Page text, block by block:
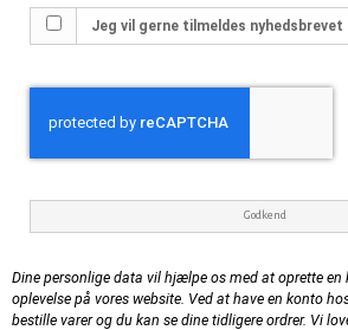
Jeg vil gerne tilmeldes nyhedsbrevet
Godkend
Dine personlige data vil hjælpe os med at oprette en
oplevelse på vores website. Ved at have en konto
bestille varer og du kan se dine tidligere ordrer. Vi